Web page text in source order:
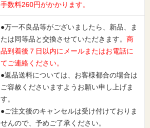
手数料260円がかかります。
●万一不良品等がございましたら、新品、ま
たは同等品と交換させていただきます。 商
品到着後７日以内にメールまたはお電話に
てご連絡ください。
●返品送料については、お客様都合の場合は
ご容赦くださいますようお願い申し上げま
す。
●ご注文後のキャンセルは受け付けておりま
せんので、予めご了承ください。